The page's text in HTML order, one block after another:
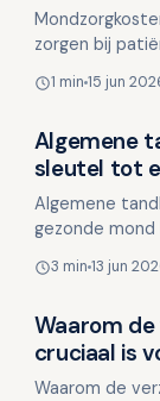
zorgen bij
seconden
1 min 15 jun
Overig nieuws
Algemene
sleutel tot
Algemene
gezonde
wachten veel
3 min 13 jun
Overig nieuws
Waarom
cruciaal is
Waarom de